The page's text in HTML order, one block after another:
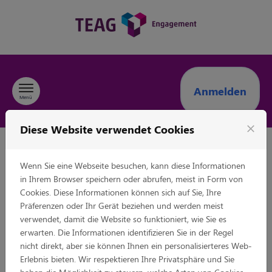
Menü Anmelden
Thüringer Energie AG
Willkommen in unserem TEAG-Engagement-Tool.
Aus Thüringen, für Thüringen: Als kommunales
Unternehmen hat die TEAG ein besonderes Interesse
daran, gesellschaftliches und ehrenamtliches
Diese Website verwendet Cookies close
Wenn Sie eine Webseite besuchen, kann diese Informationen
in Ihrem Browser speichern oder abrufen, meist in Form von
Cookies. Diese Informationen können sich auf Sie, Ihre
Präferenzen oder Ihr Gerät beziehen und werden meist
verwendet, damit die Website so funktioniert, wie Sie es
erwarten. Die Informationen identifizieren Sie in der Regel
nicht direkt, aber sie können Ihnen ein personalisierteres Web-
Erlebnis bieten. Wir respektieren Ihre Privatsphäre und Sie